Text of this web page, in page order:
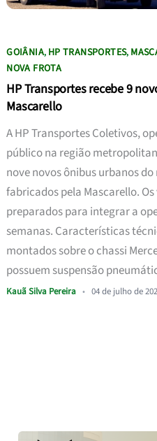
GOIÂNIA, HP TRANSPORTES,
NOVA FROTA
HP Transportes recebe 9
Mascarello
A HP Transportes Coletivos,
público na região
nove novos ônibus urbanos
fabricados pela Mascarello.
preparados para integrar a
semanas. Características
montados sobre o chassi
possuem suspensão
Kauã Silva Pereira • 04 de julho de